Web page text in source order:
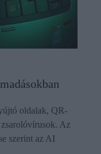
oldalak, QR-
zsarolóvírusok. Az
szerint az AI